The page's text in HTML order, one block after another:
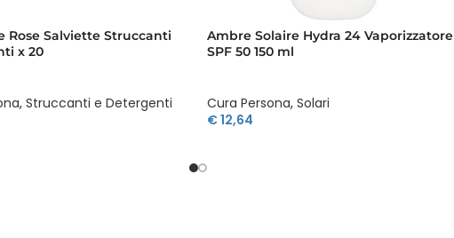
Rose Salviette Struccanti
x 20
, Struccanti e Detergenti
Ambre Solaire Hydra 24 Vaporizzatore
SPF 50 150 ml
Cura Persona, Solari
€12,64